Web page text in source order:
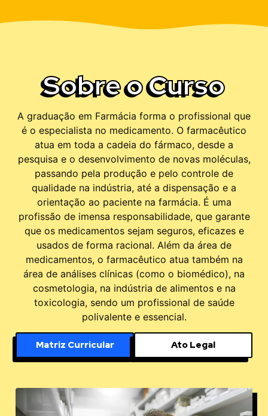
Sobre o Curso
A graduação em Farmácia forma o profissional que
é o especialista no medicamento. O farmacêutico
atua em toda a cadeia do fármaco, desde a
pesquisa e o desenvolvimento de novas moléculas,
passando pela produção e pelo controle de
qualidade na indústria, até a dispensação e a
orientação ao paciente na farmácia. É uma
profissão de imensa responsabilidade, que garante
que os medicamentos sejam seguros, eficazes e
usados de forma racional. Além da área de
medicamentos, o farmacêutico atua também na
área de análises clínicas (como o biomédico), na
cosmetologia, na indústria de alimentos e na
toxicologia, sendo um profissional de saúde
polivalente e essencial.
Matriz Curricular Ato Legal